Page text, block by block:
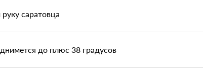
саратовца
до плюс 38 градусов